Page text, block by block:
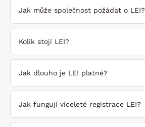
Jak může společnost požádat o LEI?
Kolik stojí LEI?
Jak dlouho je LEI platné?
Jak fungují víceleté registrace LEI?